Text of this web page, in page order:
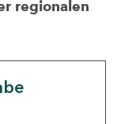
regionalen